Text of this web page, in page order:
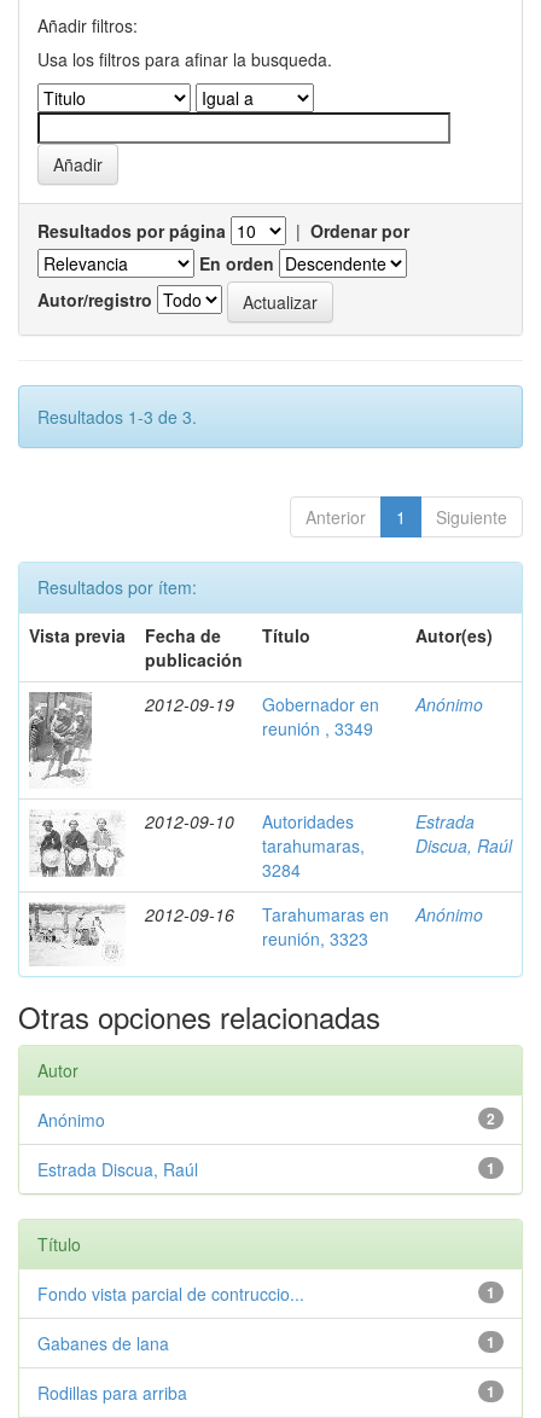
Añadir filtros:
Usa los filtros para afinar la busqueda.
Resultados por página | Ordenar por
En orden
Autor/registro
Resultados 1-3 de 3.
Anterior 1 Siguiente
Resultados por ítem:
Vista previa
Fecha de
publicación
Título Autor(es)
2012-09-19
Gobernador en
reunión , 3349
Anónimo
2012-09-10
Autoridades
tarahumaras,
3284
Estrada
Discua, Raúl
2012-09-16
Tarahumaras en
reunión, 3323
Anónimo
Otras opciones relacionadas
Autor
2
Anónimo
1
Estrada Discua, Raúl
Título
1
Fondo vista parcial de contruccio...
1
Gabanes de lana
1
Rodillas para arriba